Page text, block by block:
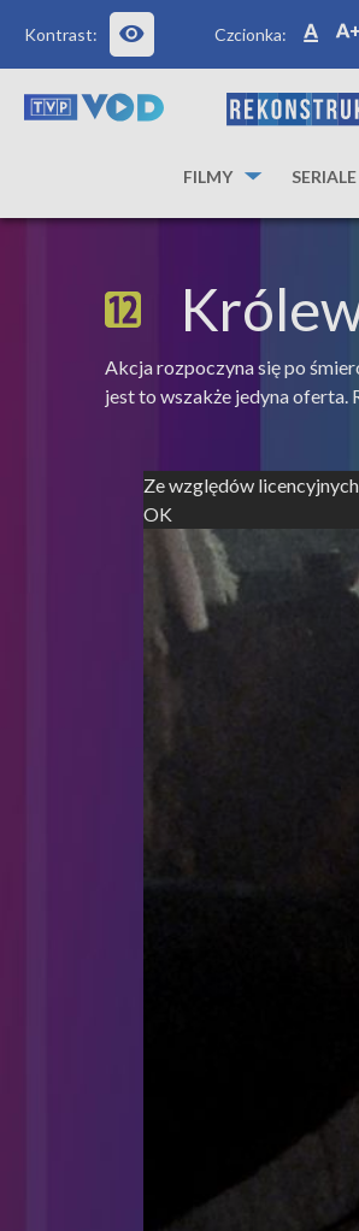
Kontrast: Czcionka:
FILMY SERIALE
Akcja rozpoczyna się po
jest to wszakże jedyna oferta.
Ze względów
OK